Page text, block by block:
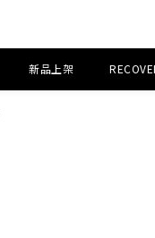
新品上架